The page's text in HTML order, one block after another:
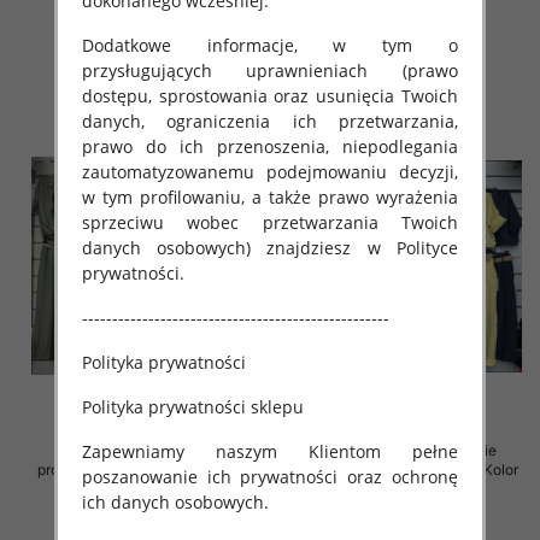
55.00 zł
szczegóły
65.00 zł
szczegóły
Komplet damskie (Włoskie
produkt) Roz Standard, Mix Kolor
Paczka 5 szt
Komplet damskie (Włoskie
produkt) Roz Standard, Mix Kolor
Paczka 5 szt
Dodatkowe informacje, w tym o
przysługujących uprawnieniach (prawo
dostępu, sprostowania oraz usunięcia Twoich
danych, ograniczenia ich przetwarzania,
prawo do ich przenoszenia, niepodlegania
zautomatyzowanemu podejmowaniu decyzji,
w tym profilowaniu, a także prawo wyrażenia
sprzeciwu wobec przetwarzania Twoich
danych osobowych) znajdziesz w Polityce
prywatności.
---------------------------------------------------
Polityka prywatności
Polityka prywatności sklepu
Zapewniamy naszym Klientom pełne
poszanowanie ich prywatności oraz ochronę
ich danych osobowych.